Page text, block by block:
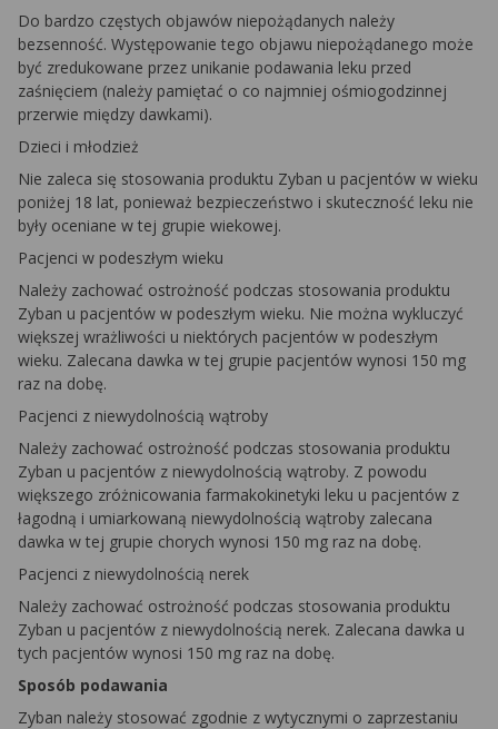
Do bardzo częstych objawów niepożądanych należy
bezsenność. Występowanie tego objawu niepożądanego może
być zredukowane przez unikanie podawania leku przed
zaśnięciem (należy pamiętać o co najmniej ośmiogodzinnej
przerwie między dawkami).
Dzieci i młodzież
Nie zaleca się stosowania produktu Zyban u pacjentów w wieku
poniżej 18 lat, ponieważ bezpieczeństwo i skuteczność leku nie
były oceniane w tej grupie wiekowej.
Pacjenci w podeszłym wieku
Należy zachować ostrożność podczas stosowania produktu
Zyban u pacjentów w podeszłym wieku. Nie można wykluczyć
większej wrażliwości u niektórych pacjentów w podeszłym
wieku. Zalecana dawka w tej grupie pacjentów wynosi 150 mg
raz na dobę.
Pacjenci z niewydolnością wątroby
Należy zachować ostrożność podczas stosowania produktu
Zyban u pacjentów z niewydolnością wątroby. Z powodu
większego zróżnicowania farmakokinetyki leku u pacjentów z
łagodną i umiarkowaną niewydolnością wątroby zalecana
dawka w tej grupie chorych wynosi 150 mg raz na dobę.
Pacjenci z niewydolnością nerek
Należy zachować ostrożność podczas stosowania produktu
Zyban u pacjentów z niewydolnością nerek. Zalecana dawka u
tych pacjentów wynosi 150 mg raz na dobę.
Sposób podawania
Zyban należy stosować zgodnie z wytycznymi o zaprzestaniu